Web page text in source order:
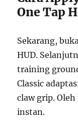
One Tap
Sekarang,
HUD.
training
Classic
claw grip.
instan.